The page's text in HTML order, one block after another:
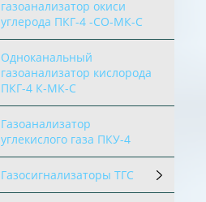
газоанализатор окиси
углерода ПКГ-4 -СО-МК-С
Одноканальный
газоанализатор кислорода
ПКГ-4 К-МК-С
Газоанализатор
углекислого газа ПКУ-4
Газосигнализаторы ТГС